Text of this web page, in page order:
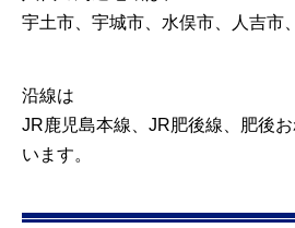
宇土市、宇城市、水俣市、人吉市
沿線は
JR鹿児島本線、JR肥後線、肥後
います。